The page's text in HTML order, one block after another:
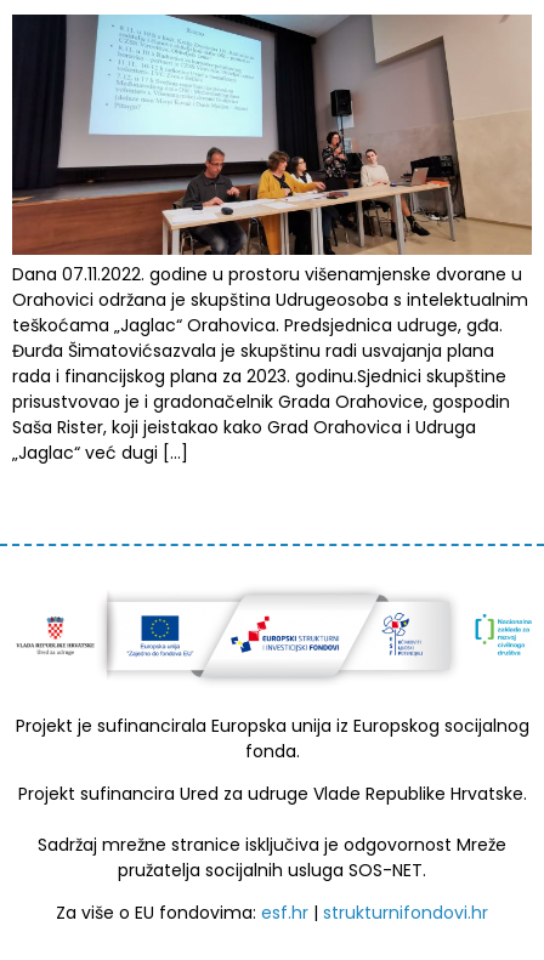
Dana 07.11.2022. godine u prostoru višenamjenske dvorane u
Orahovici održana je skupština Udrugeosoba s intelektualnim
teškoćama „Jaglac“ Orahovica. Predsjednica udruge, gđa.
Đurđa Šimatovićsazvala je skupštinu radi usvajanja plana
rada i financijskog plana za 2023. godinu.Sjednici skupštine
prisustvovao je i gradonačelnik Grada Orahovice, gospodin
Saša Rister, koji jeistakao kako Grad Orahovica i Udruga
„Jaglac“ već dugi […]
Projekt je sufinancirala Europska unija iz Europskog socijalnog
fonda.
Projekt sufinancira Ured za udruge Vlade Republike Hrvatske.
Sadržaj mrežne stranice isključiva je odgovornost Mreže
pružatelja socijalnih usluga SOS-NET.
Za više o EU fondovima: esf.hr | strukturnifondovi.hr